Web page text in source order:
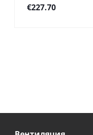
€227.70